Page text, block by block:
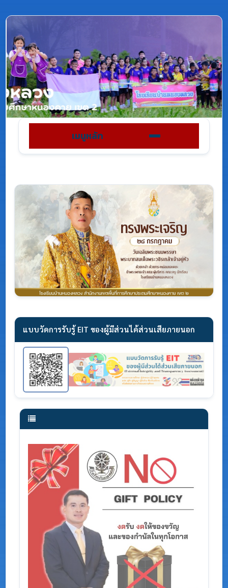
เมนูหลัก
แบบวัดการรับรู้ EIT ของผู้มีส่วนได้ส่วนเสียภายนอก